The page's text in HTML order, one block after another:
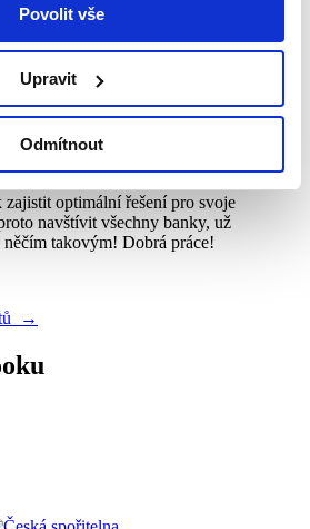
Povolit vše
Upravit
Odmítnout
prodiskutují všechny možnosti →
zajistit optimální řešení pro svoje
navštívit všechny banky, už
takovým! Dobrá práce!
→